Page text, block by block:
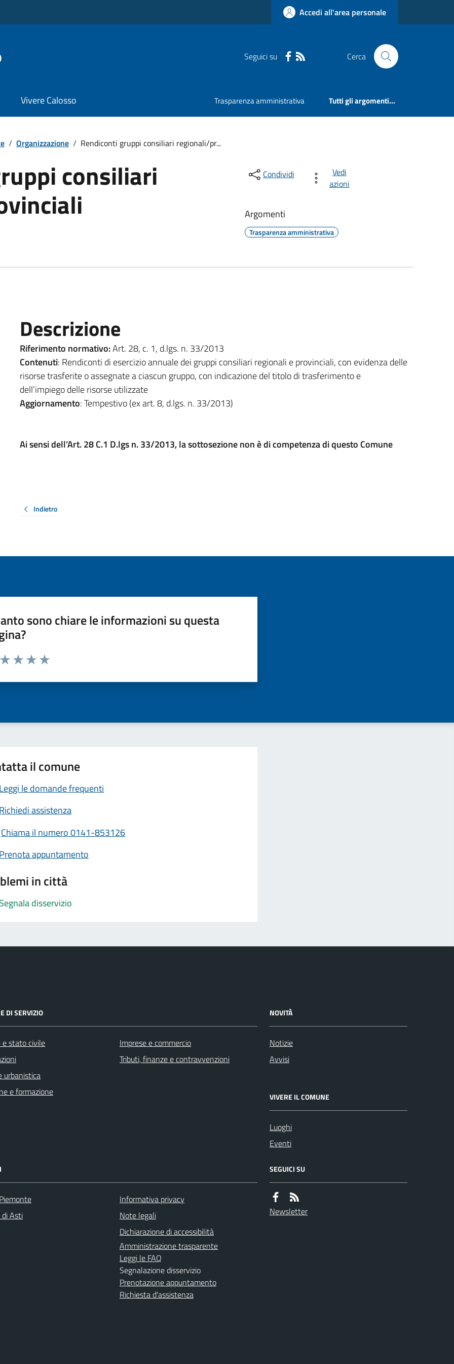
Accedi all'area personale
Seguici su Cerca
Vivere Calosso Trasparenza amministrativa Tutti gli argomenti...
/ Organizzazione / Rendiconti gruppi consiliari regionali/pr...
consiliari Condividi
Vedi
azioni
Argomenti
Trasparenza amministrativa
Descrizione
Riferimento normativo:Art. 28, c. 1, d.lgs. n. 33/2013
Contenuti: Rendiconti di esercizio annuale dei gruppi consiliari regionali e provinciali, con evidenza delle
risorse trasferite o assegnate a ciascun gruppo, con indicazione del titolo di trasferimento e
dell’impiego delle risorse utilizzate
Aggiornamento: Tempestivo (ex art. 8, d.lgs. n. 33/2013)
Ai sensi dell’Art. 28 C.1 D.lgs n. 33/2013, la sottosezione non è di competenza di questo Comune
Indietro
sono chiare le informazioni su questa
da 1 a 5 stelle la pagina
il comune
Leggi le domande frequenti
Richiedi assistenza
Chiama il numero 0141-853126
Prenota appuntamento
in città
Segnala disservizio
DI SERVIZIO
e stato civile
urbanistica
e formazione
Imprese e commercio
Tributi, finanze e contravvenzioni
NOVITÀ
Notizie
Avvisi
VIVERE IL COMUNE
Luoghi
Eventi
di Asti
Informativa privacy
Note legali
Dichiarazione di accessibilità
Amministrazione trasparente
Leggi le FAQ
Segnalazione disservizio
Prenotazione appuntamento
Richiesta d'assistenza
SEGUICI SU
Newsletter